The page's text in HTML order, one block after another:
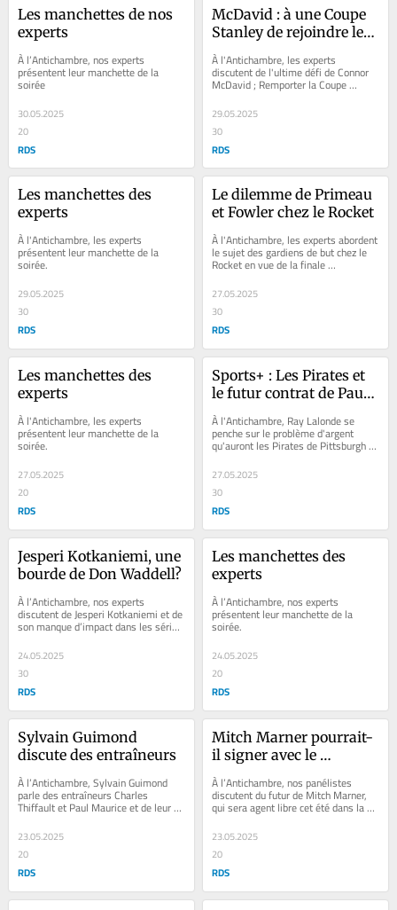
Les manchettes de nos
experts
À l’Antichambre, nos experts
présentent leur manchette de la
soirée
30.05.2025
20
RDS
McDavid : à une Coupe
Stanley de rejoindre les
À l'Antichambre, les experts
discutent de l'ultime défi de Connor
McDavid ; Remporter la Coupe
29.05.2025
30
RDS
Les manchettes des
experts
À l'Antichambre, les experts
présentent leur manchette de la
soirée.
29.05.2025
30
RDS
Le dilemme de Primeau
et Fowler chez le Rocket
À l'Antichambre, les experts abordent
le sujet des gardiens de but chez le
Rocket en vue de la finale
27.05.2025
30
RDS
Les manchettes des
experts
À l'Antichambre, les experts
présentent leur manchette de la
soirée.
27.05.2025
20
RDS
Sports+ : Les Pirates et
le futur contrat de Paul
Skenes
À l'Antichambre, Ray Lalonde se
penche sur le problème d'argent
qu'auront les Pirates de Pittsburgh
lorsqu'ils devront renouveler le
contrat de Paul...
27.05.2025
30
RDS
Jesperi Kotkaniemi, une
bourde de Don Waddell?
À l’Antichambre, nos experts
discutent de Jesperi Kotkaniemi et de
son manque d’impact dans les séries
éliminatoires 2025.
24.05.2025
30
RDS
Les manchettes des
experts
À l’Antichambre, nos experts
présentent leur manchette de la
soirée.
24.05.2025
20
RDS
Sylvain Guimond
discute des entraîneurs
À l’Antichambre, Sylvain Guimond
parle des entraîneurs Charles
Thiffault et Paul Maurice et de leur
23.05.2025
20
RDS
Mitch Marner pourrait-
il signer avec le
Canadien ?
À l’Antichambre, nos panélistes
discutent du futur de Mitch Marner,
qui sera agent libre cet été dans la
LNH.
23.05.2025
20
RDS